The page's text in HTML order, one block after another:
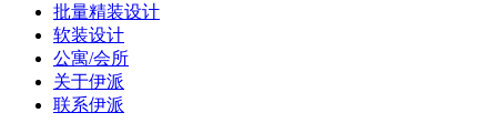
批量精装设计
软装设计
公寓/会所
关于伊派
联系伊派